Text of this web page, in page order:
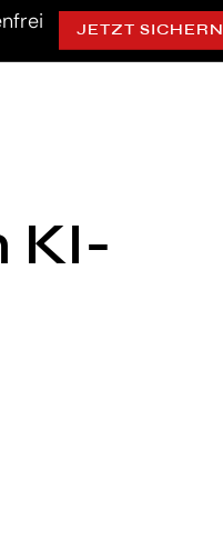
JETZT SICHERN
KI-